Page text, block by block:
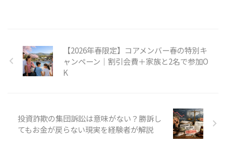
【2026年春限定】コアメンバー春の特別キ
ャンペーン｜割引会費＋家族と2名で参加O
K
投資詐欺の集団訴訟は意味がない？勝訴し
てもお金が戻らない現実を経験者が解説